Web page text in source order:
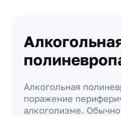
Алкогольная
поражение
алкоголизме.